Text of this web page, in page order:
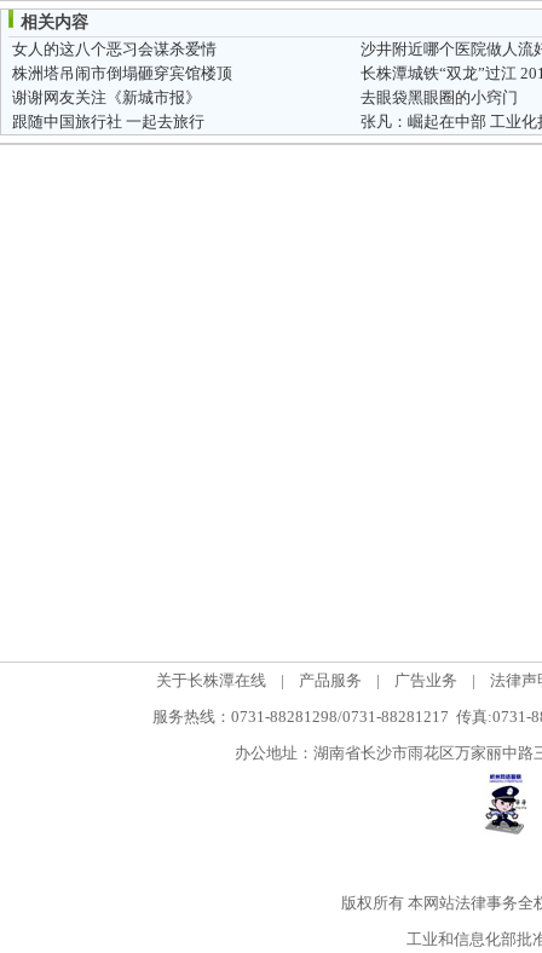
相关内容
女人的这八个恶习会谋杀爱情
沙井附近哪个医院做人流
株洲塔吊闹市倒塌砸穿宾馆楼顶
长株潭城铁“双龙”过江
谢谢网友关注《新城市报》
去眼袋黑眼圈的小窍门
跟随中国旅行社 一起去旅行
张凡：崛起在中部 工业
关于长株潭在线 | 产品服务 | 广告业务 |
法律声
服务热线：0731-88281298/0731-88281217 传真:0731-
办公地址：湖南省长沙市雨花区万家丽中
版权所有本网站法律事务全
工业和信息化部批